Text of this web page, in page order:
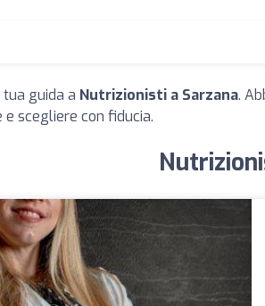
guida a Nutrizionisti a Sarzana.
scegliere con fiducia.